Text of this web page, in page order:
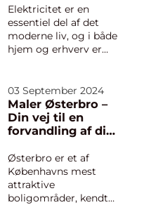
kan medføre risiko
fo...
Elektricitet er en
essentiel del af det
moderne liv, og i både
hjem og erhverv er
kan være nødvendigt
at tilkalde en
elektriker. Uanset om
det drejer sig om et
kræver ø...
03 September 2024
Maler Østerbro –
Din vej til en
forvandling af dit
Østerbro er et af
Københavns mest
attraktive
boligområder, kendt